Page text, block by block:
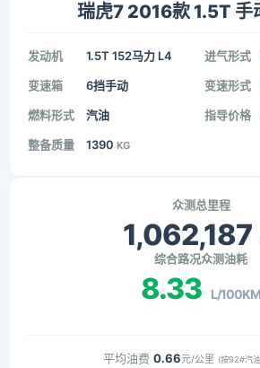
瑞虎7 2016款 1.5T 手
发动机 1.5T 152马力 L4 进气形式
变速箱 6挡手动 变速形式
燃料形式 汽油 指导价格
整备质量 1390 KG
众测总里程
1,062,187
综合路况众测油耗
8.33 L/100KM
平均油费 0.66元/公里 (按92#汽